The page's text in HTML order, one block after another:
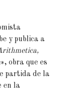
y publica a
», obra que es
partida de la
en la